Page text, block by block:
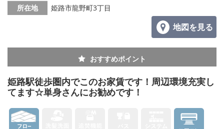
所在地
姫路市龍野町3丁目
地図を見る
おすすめポイント
姫路駅徒歩圏内でこのお家賃です！周辺環境充実し
てます☆単身さんにお勧めです！